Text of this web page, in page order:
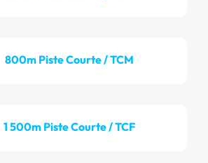
800m Piste Courte / TCM
1 500m Piste Courte / TCF